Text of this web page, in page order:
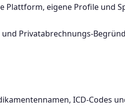
Plattform, eigene Profile und
Privatabrechnungs-
ICD-Codes